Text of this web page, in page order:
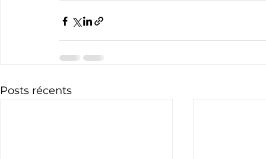
Posts récents